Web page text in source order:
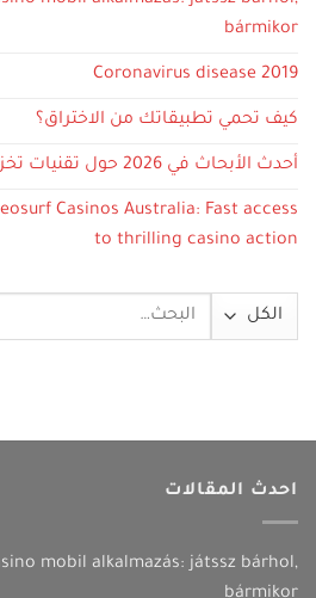
bármikor
Coronavirus disease 2019
كيف تحمي تطبيقاتك من الاختراق؟
أحدث الأبحاث في 2026 حول تقنيات تخزين البيانات
Casinos Australia: Fast access
to thrilling casino action
البحث
احدث المقالات
mobil alkalmazás: játssz bárhol,